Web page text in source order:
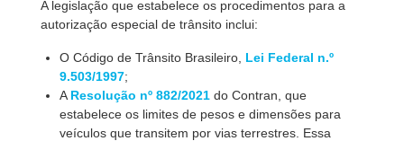
A legislação que estabelece os procedimentos para a
autorização especial de trânsito inclui:
O Código de Trânsito Brasileiro, Lei Federal n.º
9.503/1997;
A Resolução nº 882/2021 do Contran, que
estabelece os limites de pesos e dimensões para
veículos que transitem por vias terrestres. Essa